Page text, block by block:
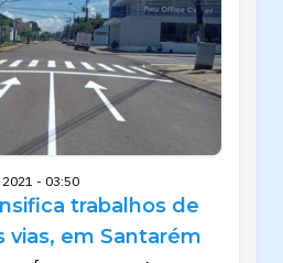
- 03:50
trabalhos de
vias, em Santarém